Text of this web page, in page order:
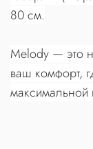
80 см.
Melody — это
ваш комфорт,
максимальной